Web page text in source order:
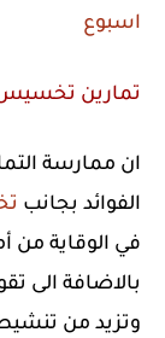
اسبوع
تمارين تخسيس
ان ممارسة
الفوائد بجانب
في الوقاية من
بالاضافة الى
وتزيد من